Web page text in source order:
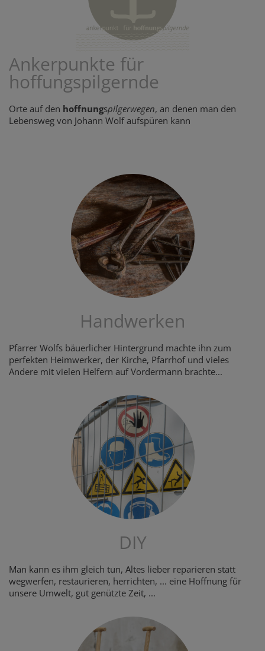
Ankerpunkte für
hoffungspilgernde
Orte auf den hoffnungspilgerwegen, an denen man den
Lebensweg von Johann Wolf aufspüren kann
Handwerken
Pfarrer Wolfs bäuerlicher Hintergrund machte ihn zum
perfekten Heimwerker, der Kirche, Pfarrhof und vieles
Andere mit vielen Helfern auf Vordermann brachte...
DIY
Man kann es ihm gleich tun, Altes lieber reparieren statt
wegwerfen, restaurieren, herrichten, ... eine Hoffnung für
unsere Umwelt, gut genützte Zeit, ...